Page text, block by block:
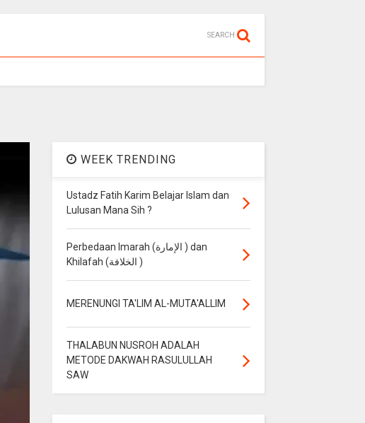
SEARCH
WEEK TRENDING
Ustadz Fatih Karim Belajar Islam dan
Lulusan Mana Sih ?
Perbedaan Imarah (الإمارة ) dan
Khilafah (الخلافة )
MERENUNGI TA'LIM AL-MUTA'ALLIM
THALABUN NUSROH ADALAH
METODE DAKWAH RASULULLAH
SAW